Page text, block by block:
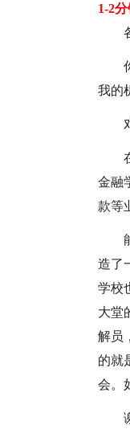
1-2
我的
金融
款等
造了
学校
大堂
解员
的就
会。